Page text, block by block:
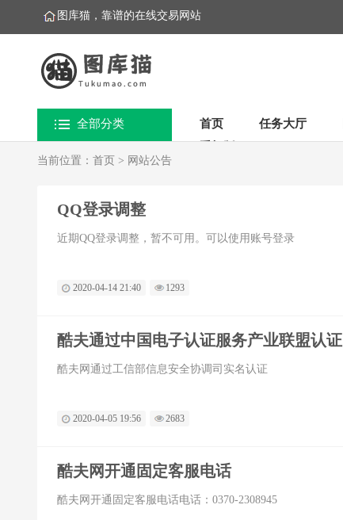
图库猫，靠谱的在线交易网站
全部分类 首页 任务大厅
当前位置： 首页 > 网站公告
QQ登录调整
近期QQ登录调整，暂不可用。可以使用账号登录
2020-04-14 21:40 1293
酷夫通过中国电子认证服务产业联盟认证
酷夫网通过工信部信息安全协调司实名认证
2020-04-05 19:56 2683
酷夫网开通固定客服电话
酷夫网开通固定客服电话电话：0370-2308945